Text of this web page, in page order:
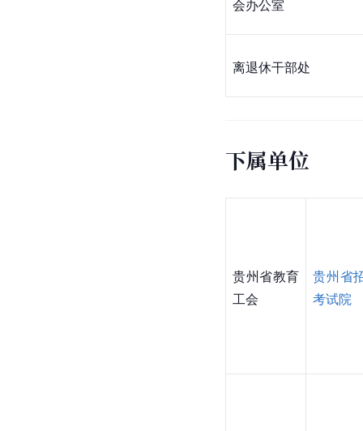
会办公室
离退休干部处
下属单位
贵州省教育
工会
贵州省
考试院